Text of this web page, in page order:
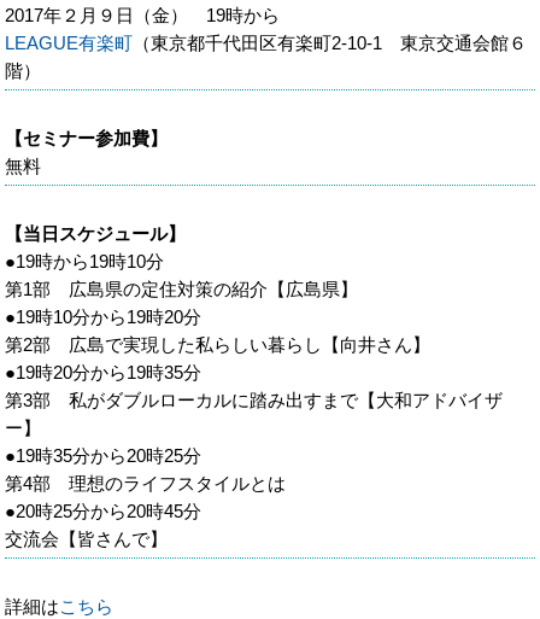
2017年２月９日（金） 19時から
LEAGUE有楽町 （東京都千代田区有楽町2-10-1 東京交通会館６
階）
【セミナー参加費】
無料
【当日スケジュール】
●19時から19時10分
第1部 広島県の定住対策の紹介【広島県】
●19時10分から19時20分
第2部 広島で実現した私らしい暮らし【向井さん】
●19時20分から19時35分
第3部 私がダブルローカルに踏み出すまで【大和アドバイザ
ー】
●19時35分から20時25分
第4部 理想のライフスタイルとは
●20時25分から20時45分
交流会【皆さんで】
詳細はこちら